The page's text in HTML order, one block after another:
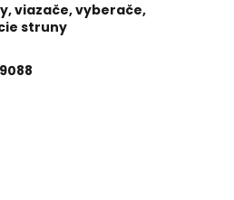
viazače, vyberače,
struny